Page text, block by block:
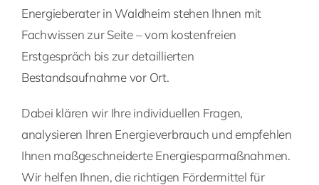
Energieberater in Waldheim stehen Ihnen mit
Fachwissen zur Seite – vom kostenfreien
Erstgespräch bis zur detaillierten
Bestandsaufnahme vor Ort.
Dabei klären wir Ihre individuellen Fragen,
analysieren Ihren Energieverbrauch und empfehlen
Ihnen maßgeschneiderte Energiesparmaßnahmen.
Wir helfen Ihnen, die richtigen Fördermittel für